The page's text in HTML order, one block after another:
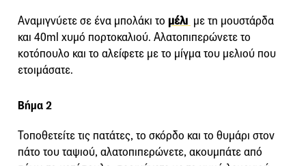
Αναμιγνύετε σε ένα μπολάκι το μέλι με τη μουστάρδα
και 40ml χυμό πορτοκαλιού. Αλατοπιπερώνετε το
κοτόπουλο και το αλείφετε με το μίγμα του μελιού που
ετοιμάσατε.
Βήμα 2
Τοποθετείτε τις πατάτες, το σκόρδο και το θυμάρι στον
πάτο του ταψιού, αλατοπιπερώνετε, ακουμπάτε από